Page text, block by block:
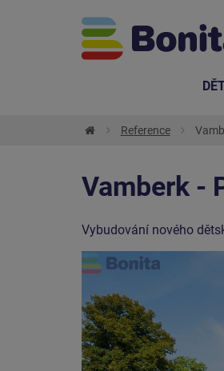
Reference
Vamberk -
Vybudování nového